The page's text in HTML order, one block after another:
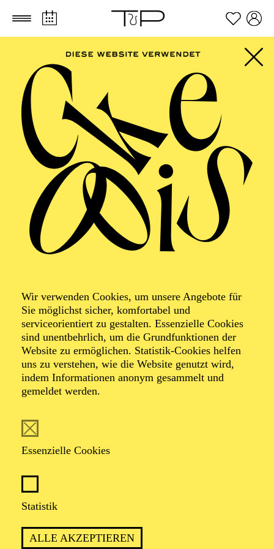
Zum Hauptinhalt springen Zum Footer springen
Wir verwenden Cookies, um unsere Angebote für
Sie möglichst sicher, komfortabel und
serviceorientiert zu gestalten. Essenzielle Cookies
sind unentbehrlich, um die Grundfunktionen der
Website zu ermöglichen. Statistik-Cookies helfen
uns zu verstehen, wie die Website genutzt wird,
indem Informationen anonym gesammelt und
gemeldet werden.
Essenzielle Cookies
Statistik
ALLE AKZEPTIEREN
Foto: Benne Ochs
Mercy Malieloa
Sopran
Aktuell beendet sie ihren Master of Music –
Köln in den Klassen von Prof. Brigitte Lindner und
"Music and Society" (2014) am North-West
University’s School of Music and Conservatory